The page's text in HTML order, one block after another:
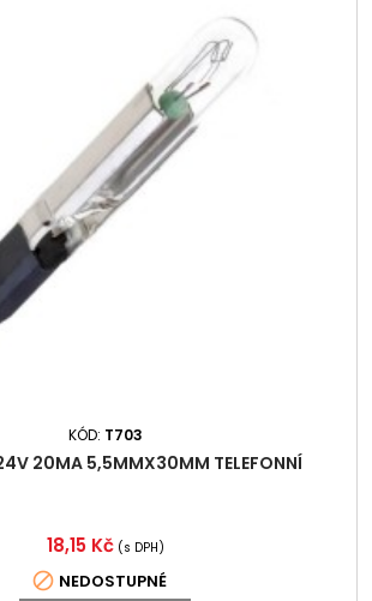
KÓD: T703
20MA 5,5MMX30MM TELEFONNÍ
Cena
18,15 Kč (s DPH)
 NEDOSTUPNÉ